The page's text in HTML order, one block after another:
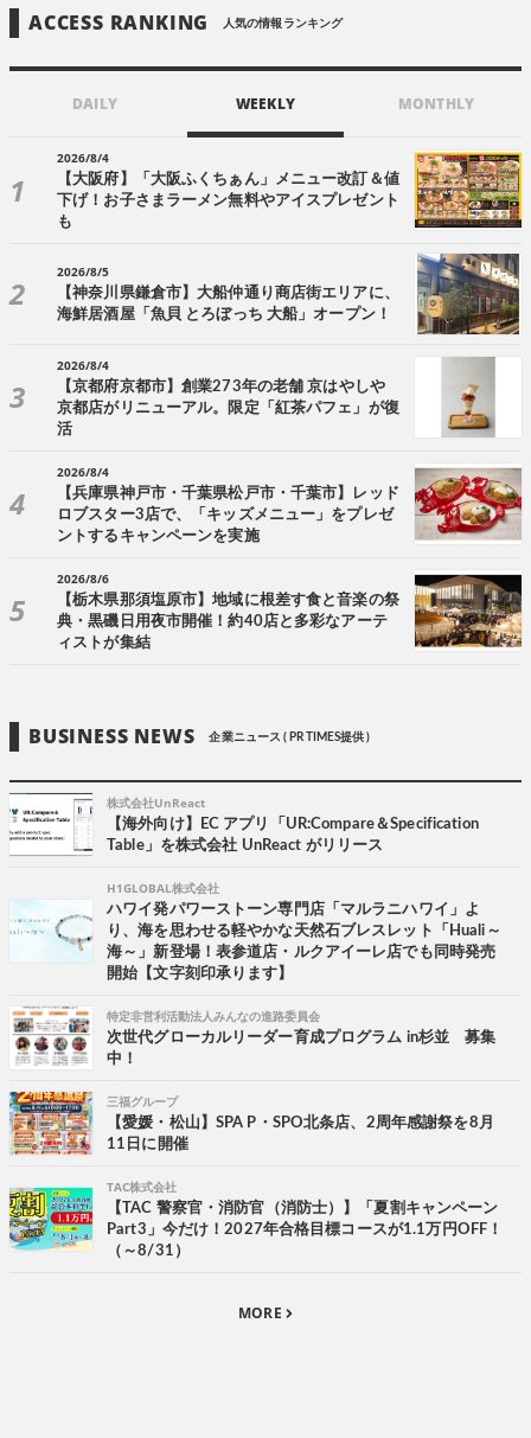
ACCESS RANKING 人気の情報ランキング
DAILY WEEKLY MONTHLY
2026/8/4
【大阪府】「大阪ふくちぁん」メニュー改訂＆値
下げ！お子さまラーメン無料やアイスプレゼント
も
2026/8/5
【神奈川県鎌倉市】大船仲通り商店街エリアに、
海鮮居酒屋「魚貝 とろぼっち 大船」オープン！
2026/8/4
【京都府京都市】創業273年の老舗 京はやしや
京都店がリニューアル。限定「紅茶パフェ」が復
活
2026/8/4
【兵庫県神戸市・千葉県松戸市・千葉市】レッド
ロブスター3店で、「キッズメニュー」をプレゼ
ントするキャンペーンを実施
2026/8/6
【栃木県那須塩原市】地域に根差す食と音楽の祭
典・黒磯日用夜市開催！約40店と多彩なアーテ
ィストが集結
BUSINESS NEWS 企業ニュース ( PR TIMES提供 )
株式会社UnReact
【海外向け】EC アプリ「UR:Compare＆Specification
Table」を株式会社 UnReact がリリース
H1GLOBAL株式会社
ハワイ発パワーストーン専門店「マルラニハワイ」よ
り、海を思わせる軽やかな天然石ブレスレット「Huali～
海～」新登場！表参道店・ルクアイーレ店でも同時発売
開始【文字刻印承ります】
特定非営利活動法人みんなの進路委員会
次世代グローカルリーダー育成プログラム in杉並 募集
中！
三福グループ
【愛媛・松山】SPA P・SPO北条店、2周年感謝祭を8月
11日に開催
TAC株式会社
【TAC 警察官・消防官（消防士）】「夏割キャンペーン
Part3」今だけ！2027年合格目標コースが1.1万円OFF！
（～8/31）
MORE